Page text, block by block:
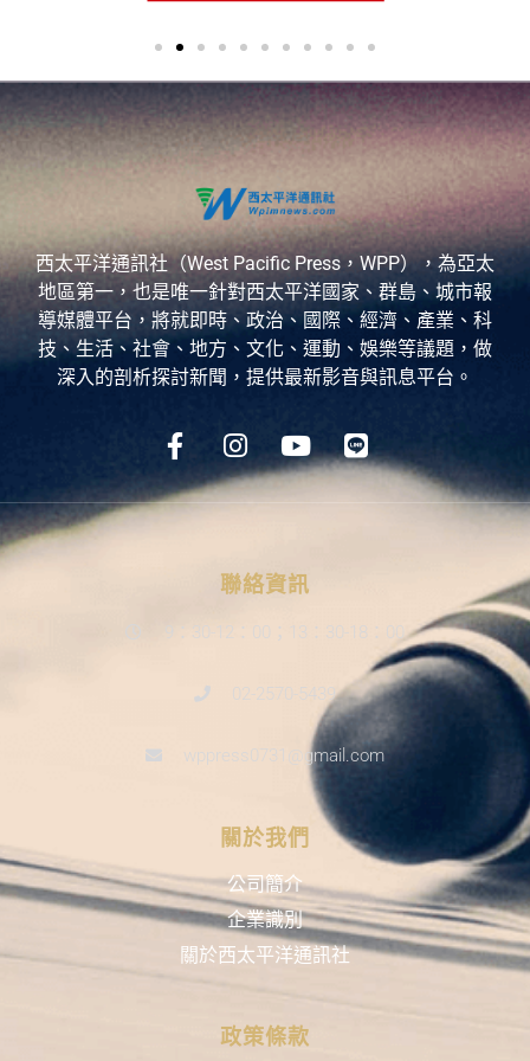
西太平洋通訊社（West Pacific Press，WPP），為亞太
地區第一，也是唯一針對西太平洋國家、群島、城市報
導媒體平台，將就即時、政治、國際、經濟、產業、科
技、生活、社會、地方、文化、運動、娛樂等議題，做
深入的剖析探討新聞，提供最新影音與訊息平台。
聯絡資訊
9：30-12：00；13：30-18：00
02-2570-5439
wppress0731@gmail.com
關於我們
公司簡介
企業識別
關於西太平洋通訊社
政策條款